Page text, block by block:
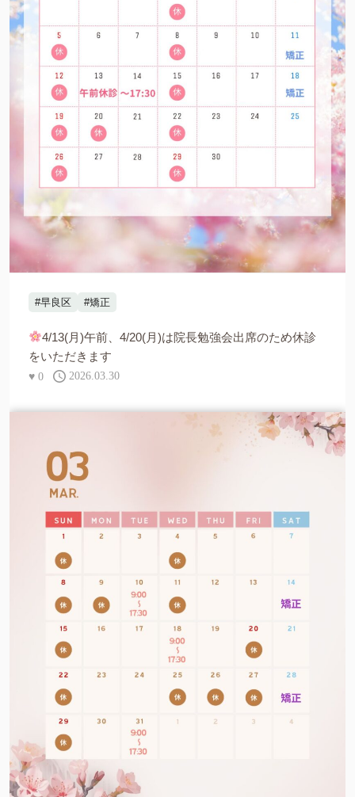
#早良区 #矯正
4/13(月)午前、4/20(月)は院長勉強会出席のため休診
をいただきます
♥ 0 2026.03.30